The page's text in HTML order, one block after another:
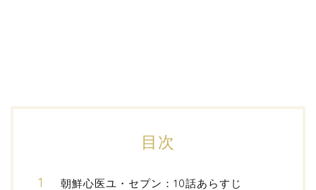
目次
朝鮮心医ユ・セプン：10話あらすじ